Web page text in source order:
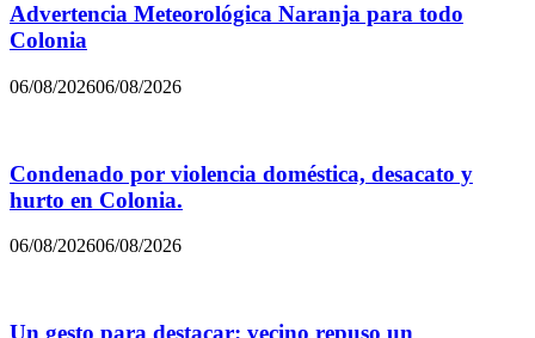
Advertencia Meteorológica Naranja para todo
Colonia
06/08/202606/08/2026
Condenado por violencia doméstica, desacato y
hurto en Colonia.
06/08/202606/08/2026
Un gesto para destacar: vecino repuso un